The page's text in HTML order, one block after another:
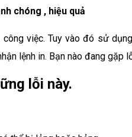
chóng , hiệu quả
việc. Tuy vào đó sử
lệnh in. Bạn nào đang gặp
lỗi này.